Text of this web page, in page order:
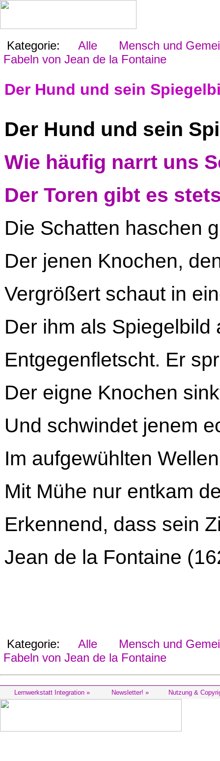
Kategorie: Alle
Mensch und
Fabeln von Jean de la Fontaine
Der Hund und sein
Der Hund und sein
Wie häufig narrt uns
Der Toren gibt es
Die Schatten haschen
Der jenen Knochen,
Vergrößert schaut in
Der ihm als
Entgegenfletscht. Er
Der eigne Knochen
Und schwindet jenem
Im aufgewühlten
Mit Mühe nur entkam
Erkennend, dass sein
Jean de la Fontaine
Kategorie: Alle
Mensch und
Fabeln von Jean de la Fontaine
Lernwerkstatt Integration » Newsletter! » Nutzung &